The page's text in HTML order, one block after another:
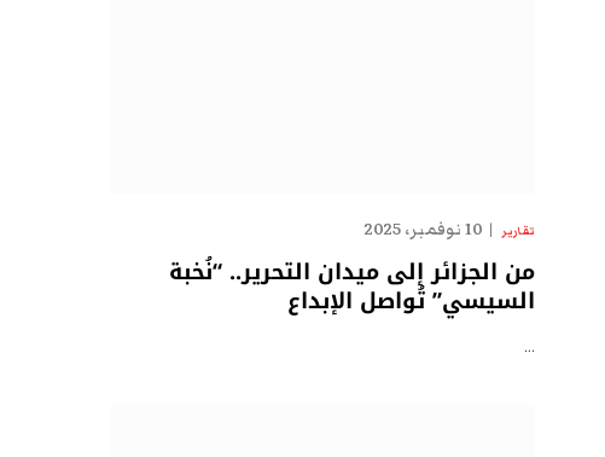
تقارير 10 نوفمبر، 2025
من الجزائر إلى ميدان التحرير.. “نُخبة
السيسي” تُواصل الإبداع
…